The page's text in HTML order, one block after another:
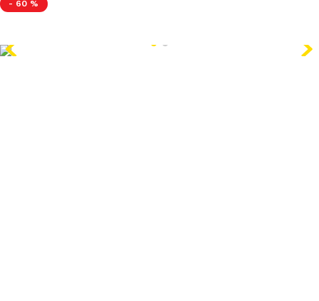
- 60 %